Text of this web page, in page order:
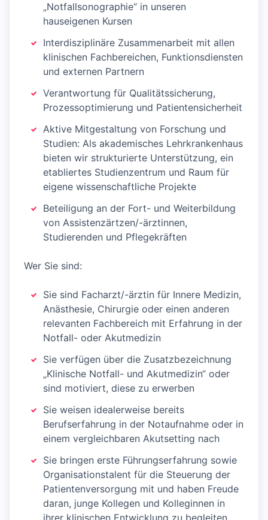
„Notfallsonographie“ in unseren
hauseigenen Kursen
Interdisziplinäre Zusammenarbeit mit allen
klinischen Fachbereichen, Funktionsdiensten
und externen Partnern
Verantwortung für Qualitätssicherung,
Prozessoptimierung und Patientensicherheit
Aktive Mitgestaltung von Forschung und
Studien: Als akademisches Lehrkrankenhaus
bieten wir strukturierte Unter­stützung, ein
etabliertes Studienzentrum und Raum für
eigene wissenschaftliche Projekte
Beteiligung an der Fort- und Weiterbildung
von Assistenzärtzen/-ärztinnen,
Studierenden und Pflegekräften
Wer Sie sind:
Sie sind Facharzt/-ärztin für Innere Medizin,
Anästhesie, Chirurgie oder einen anderen
relevanten Fachbereich mit Erfahrung in der
Notfall- oder Akutmedizin
Sie verfügen über die Zusatzbezeichnung
„Klinische Notfall- und Akutmedizin“ oder
sind motiviert, diese zu erwerben
Sie weisen idealerweise bereits
Berufserfahrung in der Notaufnahme oder in
einem vergleichbaren Akutsetting nach
Sie bringen erste Führungserfahrung sowie
Organisationstalent für die Steuerung der
Patientenversorgung mit und haben Freude
daran, junge Kollegen und Kolleginnen in
ihrer klinischen Entwicklung zu begleiten